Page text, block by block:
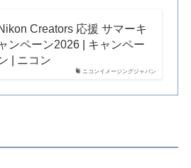
ニコンイメージングジャパン
Creators 応援 サマーキ
ンペーン2026 | キャンペー
| ニコン